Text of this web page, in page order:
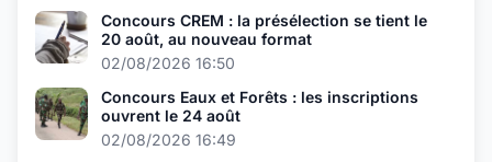
Concours CREM : la présélection se tient le
20 août, au nouveau format
02/08/2026 16:50
Concours Eaux et Forêts : les inscriptions
ouvrent le 24 août
02/08/2026 16:49